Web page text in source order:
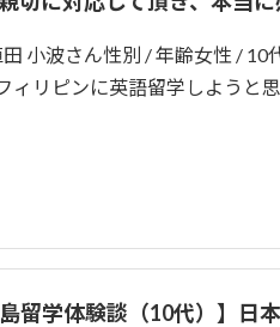
小波さん性別 / 年齢女性 / 10
ィリピンに英語留学しようと
島留学体験談（10代）】日